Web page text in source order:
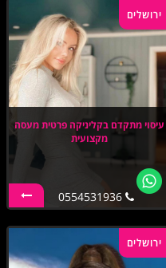
ירושלים
עיסוי מתקדם בקליניקה פרטית מעסה
מקצועית
0554531936
ירושלים